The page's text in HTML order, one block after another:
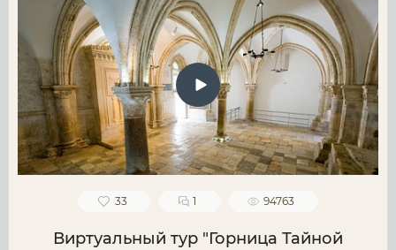
33 1 94763
Виртуальный тур "Горница Тайной